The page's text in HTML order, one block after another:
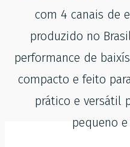
com 4 canais de
produzido no
performance de
compacto e feito
prático e versátil
pequeno